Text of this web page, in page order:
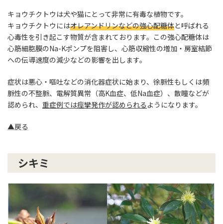
キョウチクトウは犬や猫にとって非常に有毒な植物です。
キョウチクトウにはオレアンドリンなどの強心配糖体と呼ばれる
心毒性を引き起こす物質が含まれております。この強心配糖体は
心筋細胞膜のNa-Kポンプを阻害し、心筋収縮性の増加・房室結節
への伝導速度の減少などの影響を出します。
症状は悪心・嘔吐などの消化器症状に始まり、徐脈性もしくは頻
脈性の不整脈、電解質異常（高K血症、低Na血症）、散瞳などが
認められ、 重症例では痙攣発作が認められる ようになります。
▲戻る
シキミ